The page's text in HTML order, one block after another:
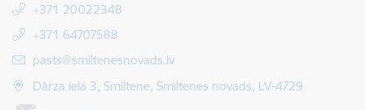
+371 20022348
+371 64707588
E-pasts:
pasts@smiltenesnovads.lv
Dārza iela 3, Smiltene, Smiltenes novads, LV-4729